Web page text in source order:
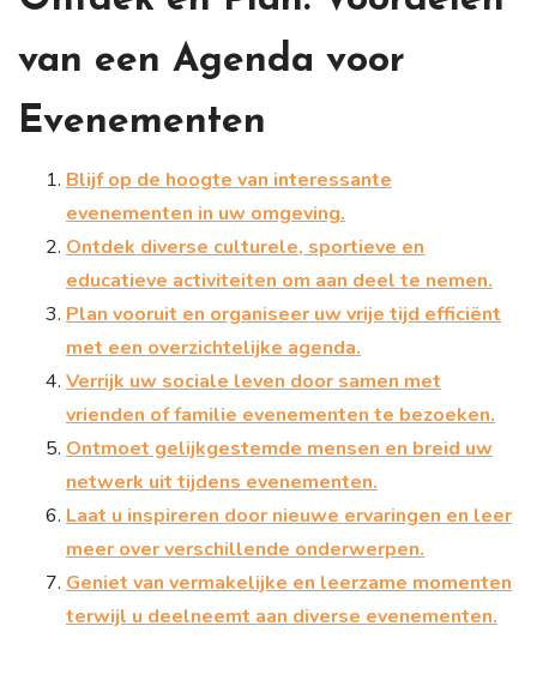
van een Agenda voor
Evenementen
Blijf op de hoogte van interessante
evenementen in uw omgeving.
Ontdek diverse culturele, sportieve en
educatieve activiteiten om aan deel te nemen.
Plan vooruit en organiseer uw vrije tijd efficiënt
met een overzichtelijke agenda.
Verrijk uw sociale leven door samen met
vrienden of familie evenementen te bezoeken.
Ontmoet gelijkgestemde mensen en breid uw
netwerk uit tijdens evenementen.
Laat u inspireren door nieuwe ervaringen en leer
meer over verschillende onderwerpen.
Geniet van vermakelijke en leerzame momenten
terwijl u deelneemt aan diverse evenementen.